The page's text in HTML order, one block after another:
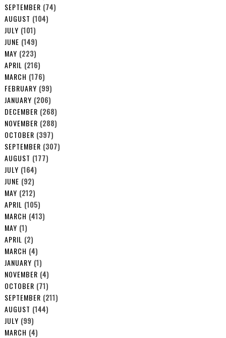
SEPTEMBER (74)
AUGUST (104)
JULY (101)
JUNE (149)
MAY (223)
APRIL (216)
MARCH (176)
FEBRUARY (99)
JANUARY (206)
DECEMBER (268)
NOVEMBER (288)
OCTOBER (397)
SEPTEMBER (307)
AUGUST (177)
JULY (164)
JUNE (92)
MAY (212)
APRIL (105)
MARCH (413)
MAY (1)
APRIL (2)
MARCH (4)
JANUARY (1)
NOVEMBER (4)
OCTOBER (71)
SEPTEMBER (211)
AUGUST (144)
JULY (99)
MARCH (4)